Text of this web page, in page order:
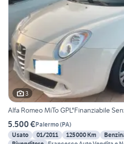
3
Alfa Romeo MiTo GPL"Finanziabile
5.500 €Palermo(PA)
Usato
01/2011 125000 Km